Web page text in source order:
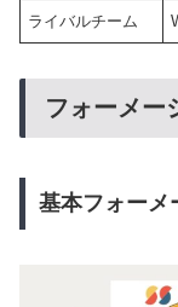
ライバルチーム
フォーメー
基本フォーメ